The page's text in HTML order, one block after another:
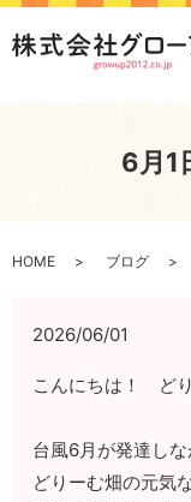
6月1
HOME ブログ
2026/06/01
こんにちは！ ど
台風6月が発達し
どりーむ畑の元気